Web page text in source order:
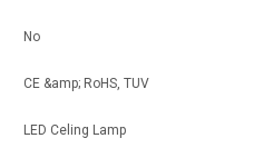
No
CE &amp; RoHS, TUV
LED Celing Lamp